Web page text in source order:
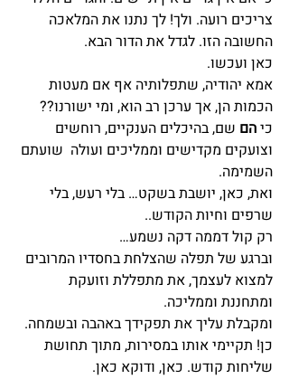
צריכים רועה. ולך! לך נתנו את המלאכה
החשובה הזו. לגדל את הדור הבא.
כאן ועכשו.
אמא יהודיה, שתפלותיה אף אם מעטות
הכמות הן, אך ערכן רב הוא, ומי ישורנו??
כי הם שם, בהיכלים הענקיים, רוחשים
וצועקים מקדישים וממליכים ועולה  שועתם
השמימה.
ואת, כאן, יושבת בשקט… בלי רעש, בלי
שרפים וחיות הקודש..
רק קול דממה דקה נשמע…
וברגע של תפלה שהצלחת בחסדיו המרובים
למצוא לעצמך, את מתפללת וזועקת
ומתחננת וממליכה.
ומקבלת עליך את תפקידך באהבה ובשמחה.
כן! תקיימי אותו במסירות, מתוך תחושת
שליחות קודש. כאן, ודוקא כאן.